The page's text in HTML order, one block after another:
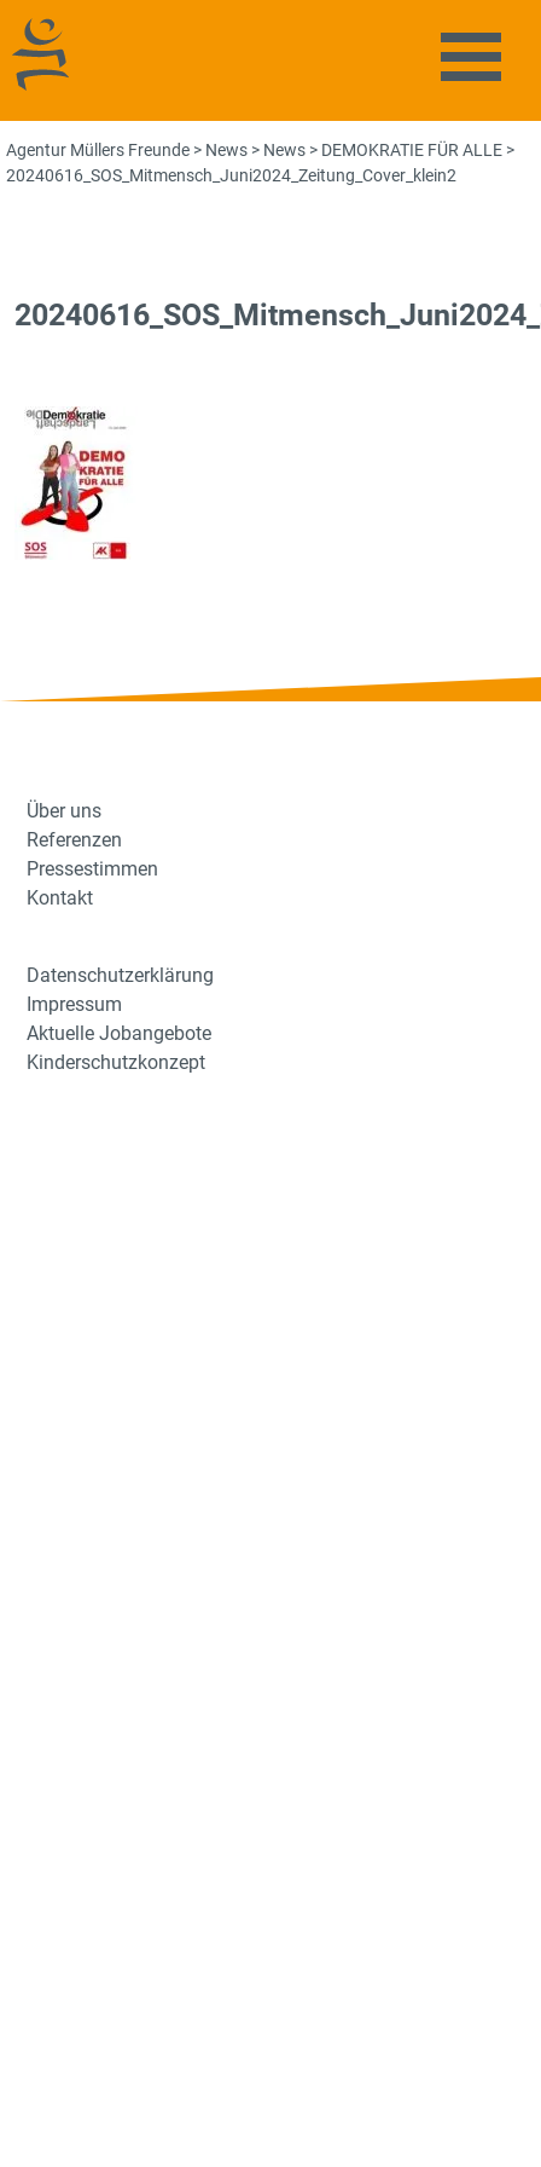
Agentur Müllers Freunde
Agentur Müllers Freunde > News > News > DEMOKRATIE FÜR ALLE >
20240616_SOS_Mitmensch_Juni2024_Zeitung_Cover_klein2
Über uns
Referenzen
Pressestimmen
Kontakt
Datenschutzerklärung
Impressum
Aktuelle Jobangebote
Kinderschutzkonzept